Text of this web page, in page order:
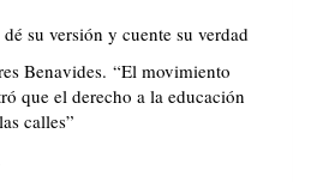
su versión y cuente su verdad
Benavides. “El movimiento
que el derecho a la educación
calles”